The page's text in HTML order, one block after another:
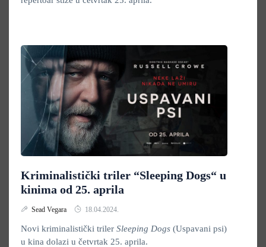
Kriminalistički triler “Sleeping Dogs“ u
kinima od 25. aprila
Sead Vegara 18.04.2024.
Novi kriminalistički triler Sleeping Dogs (Uspavani psi)
u kina dolazi u četvrtak 25. aprila.